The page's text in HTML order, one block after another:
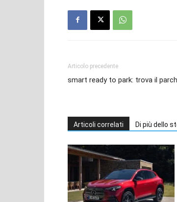
Articolo precedente
smart ready to park: trova il
Articoli correlati Di più dello